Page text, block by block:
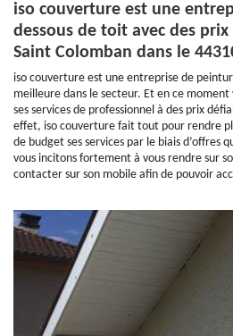
iso couverture est une
dessous de toit avec des
Saint Colomban dans le
iso couverture est une entreprise de
meilleure dans le secteur. Et en ce
ses services de professionnel à des prix
effet, iso couverture fait tout pour rendre
de budget ses services par le biais d’offres
vous incitons fortement à vous rendre sur
contacter sur son mobile afin de pouvoir